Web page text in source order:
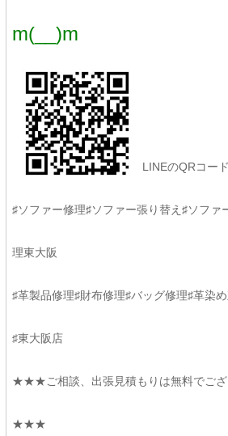
m(__)m
LINEのQRコー
♯ソファー修理♯ソファー張り替え♯ソファ
理東大阪
♯革製品修理♯財布修理♯バッグ修理♯革染
♯東大阪店
★★★ご相談、出張見積もりは無料でござ
★★★